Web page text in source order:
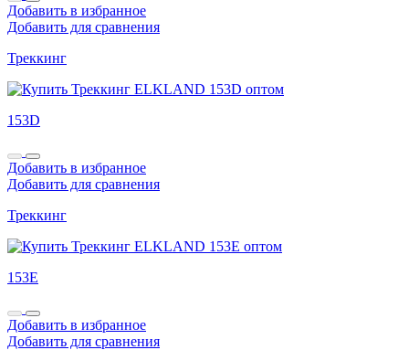
Добавить в избранное
Добавить для сравнения
Треккинг
153D
Добавить в избранное
Добавить для сравнения
Треккинг
153E
Добавить в избранное
Добавить для сравнения